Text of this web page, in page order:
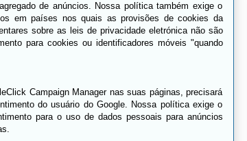
de anúncios. Nossa política também exige o
em países nos quais as provisões de cookies da
sobre as leis de privacidade eletrónica não são
para cookies ou identificadores móveis "quando
Campaign Manager nas suas páginas, precisará
do usuário do Google. Nossa política exige o
para o uso de dados pessoais para anúncios